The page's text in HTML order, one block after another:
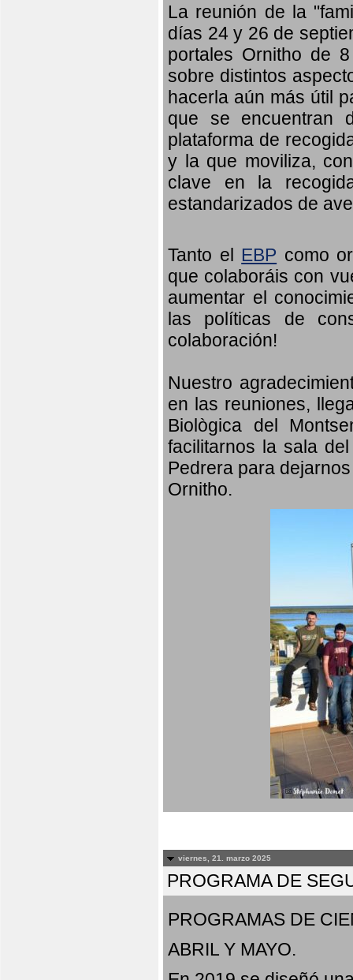
La reunión de la
días 24 y 26 de
portales Ornitho de
sobre distintos
hacerla aún más útil
que se encuentran
plataforma de
y la que moviliza,
clave en la
estandarizados de
Tanto el EBP como
que colaboráis con
aumentar el
las políticas de
colaboración!
Nuestro
en las reuniones,
Biològica del
facilitarnos la sala
Pedrera para
Ornitho.
viernes, 21. marzo 2025
PROGRAMA DE
PROGRAMAS DE
ABRIL Y MAYO.